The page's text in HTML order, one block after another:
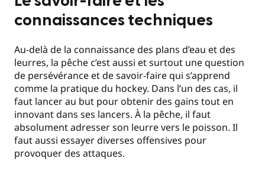
connaissances techniques
Au-delà de la connaissance des plans d’eau et des
leurres, la pêche c’est aussi et surtout une question
de persévérance et de savoir-faire qui s’apprend
comme la pratique du hockey. Dans l’un des cas, il
faut lancer au but pour obtenir des gains tout en
innovant dans ses lancers. À la pêche, il faut
absolument adresser son leurre vers le poisson. Il
faut aussi essayer diverses offensives pour
provoquer des attaques.